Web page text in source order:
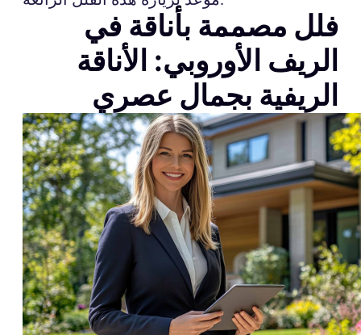
فلل مصممة بأناقة في
الريف الأوروبي: الأناقة
الريفية بجمال عصري